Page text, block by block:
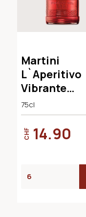
Martini
L`Aperitivo
Vibrante
alkoholfrei
75cl
CHF 14.90